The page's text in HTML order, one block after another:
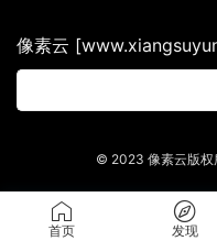
像素云
© 2023 像素云版
首页 发现